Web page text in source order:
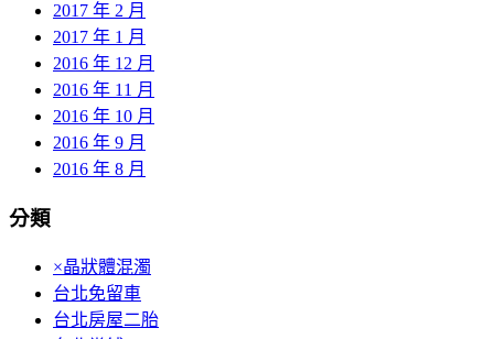
2017 年 2 月
2017 年 1 月
2016 年 12 月
2016 年 11 月
2016 年 10 月
2016 年 9 月
2016 年 8 月
分類
×晶狀體混濁
台北免留車
台北房屋二胎